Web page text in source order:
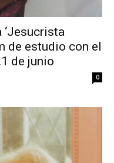
‘Jesucrista
de estudio con el
de junio
0